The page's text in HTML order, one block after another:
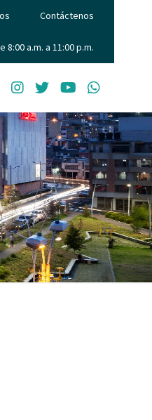
Contáctenos
a.m. a 11:00 p.m.